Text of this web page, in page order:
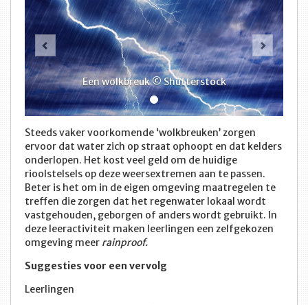
Een wolkbreuk © Shutterstock
Vorige
Steeds vaker voorkomende ‘wolkbreuken’ zorgen
ervoor dat water zich op straat ophoopt en dat kelders
onderlopen. Het kost veel geld om de huidige
rioolstelsels op deze weersextremen aan te passen.
Beter is het om in de eigen omgeving maatregelen te
treffen die zorgen dat het regenwater lokaal wordt
vastgehouden, geborgen of anders wordt gebruikt. In
deze leeractiviteit maken leerlingen een zelfgekozen
omgeving meer rainproof.
Suggesties voor een vervolg
Leerlingen